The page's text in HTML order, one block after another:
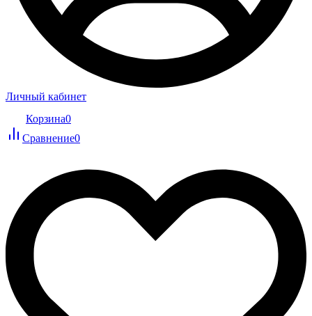
Личный кабинет
Корзина0
Сравнение0